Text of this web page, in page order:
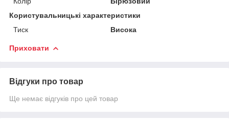
Користувальницькі характеристики
Тиск
Висока
Приховати
Відгуки про товар
Ще немає відгуків про цей товар